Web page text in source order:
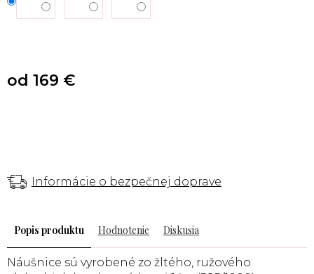
Informácie o bezpečnej doprave
od 169 €
Popis Hodnotenie Diskusia
Náušnice sú vyrobené zo žltého, ružového